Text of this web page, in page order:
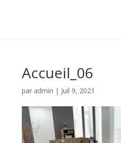
Accueil_06
par admin | Juil 9, 2021